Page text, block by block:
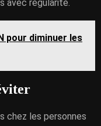
avec régularité.
pour diminuer les
chez les personnes